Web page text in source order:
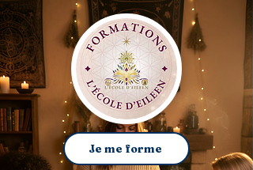
Je me forme